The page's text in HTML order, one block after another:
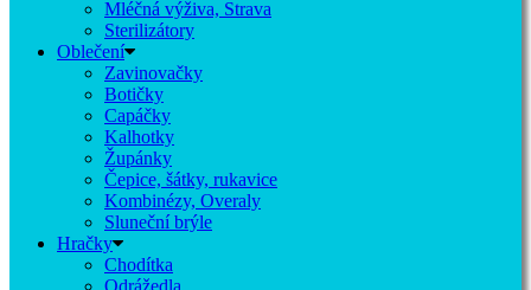
Mléčná výživa, Strava
Sterilizátory
Oblečení
Zavinovačky
Botičky
Capáčky
Kalhotky
Župánky
Čepice, šátky, rukavice
Kombinézy, Overaly
Sluneční brýle
Hračky
Chodítka
Odrážedla